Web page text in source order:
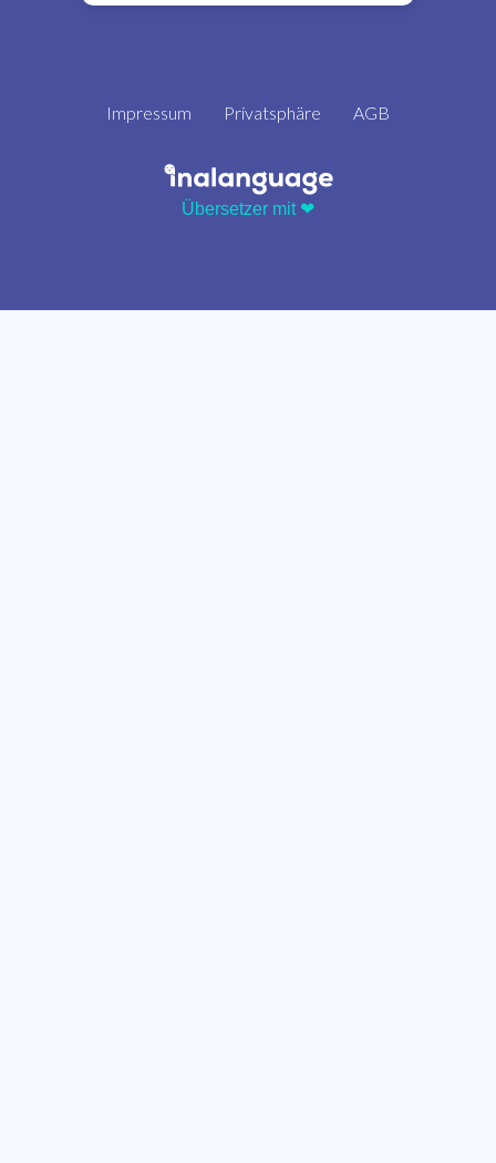
Impressum Privatsphäre AGB
Übersetzer mit ❤